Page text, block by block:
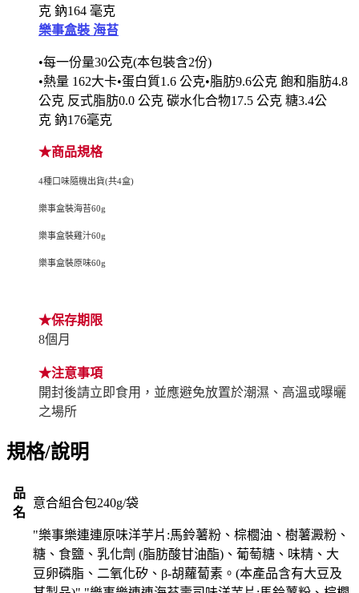
克 鈉164 毫克
樂事盒裝 海苔
•每一份量30公克(本包裝含2份)
•熱量 162大卡•蛋白質1.6 公克•脂肪9.6公克 飽和脂肪4.8
公克 反式脂肪0.0 公克 碳水化合物17.5 公克 糖3.4公
克 鈉176毫克
★商品規格
4種口味隨機出貨(共4盒)
樂事盒裝海苔60g
樂事盒裝雞汁60g
樂事盒裝原味60g
★保存期限
8個月
★注意事項
開封後請立即食用，並應避免放置於潮濕、高溫或曝曬
之場所
規格/說明
品
名
意合組合包240g/袋
"樂事樂連連原味洋芋片:馬鈴薯粉、棕櫚油、樹薯澱粉、
糖、食鹽、乳化劑 (脂肪酸甘油酯)、葡萄糖、味精、大
豆卵磷脂、二氧化矽、β-胡蘿蔔素。(本產品含有大豆及